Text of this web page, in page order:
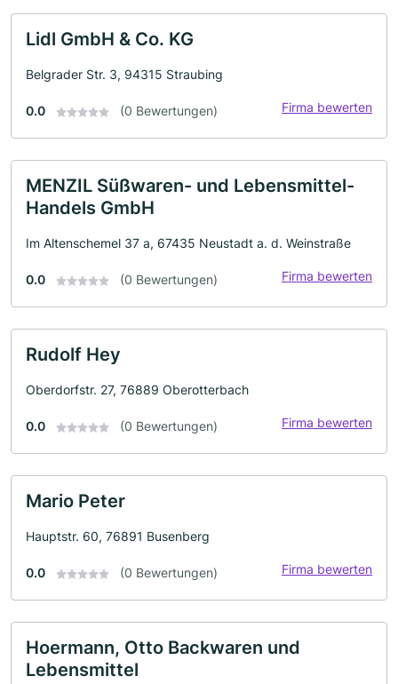
Lidl GmbH & Co. KG
Belgrader Str. 3, 94315 Straubing
0.0 (0 Bewertungen) Firma bewerten
MENZIL Süßwaren- und Lebensmittel-
Handels GmbH
Im Altenschemel 37 a, 67435 Neustadt a. d. Weinstraße
0.0 (0 Bewertungen) Firma bewerten
Rudolf Hey
Oberdorfstr. 27, 76889 Oberotterbach
0.0 (0 Bewertungen) Firma bewerten
Mario Peter
Hauptstr. 60, 76891 Busenberg
0.0 (0 Bewertungen) Firma bewerten
Hoermann, Otto Backwaren und
Lebensmittel